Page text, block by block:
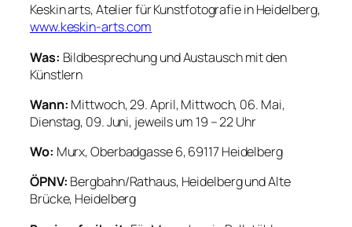
Keskin arts, Atelier für Kunstfotografie in Heidelberg,
www.keskin-arts.com
Was: Bildbesprechung und Austausch mit den
Künstlern
Wann: Mittwoch, 29. April, Mittwoch, 06. Mai,
Dienstag, 09. Juni, jeweils um 19 – 22 Uhr
Wo: Murx, Oberbadgasse 6, 69117 Heidelberg
ÖPNV: Bergbahn/Rathaus, Heidelberg und Alte
Brücke, Heidelberg